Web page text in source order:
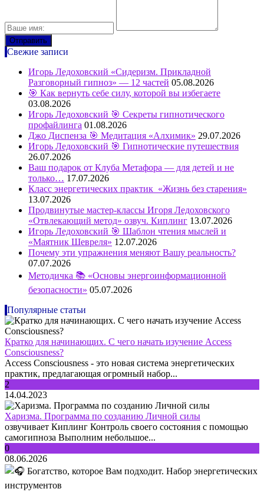
Свежие записи
Игорь Ледоховский «Сидеризм. Прикладной
Разговорный гипноз» — 12 частей 05.08.2026
🎯 Как вернуть себе силу, которой вы избегаете
03.08.2026
Игорь Ледоховский 🎯 Секреты гипнотического
профайлинга 01.08.2026
Джо Диспенза 🎯 Медитация «Алхимик» 29.07.2026
Игорь Ледоховский 🎯 Гипнотические путешествия
26.07.2026
Ваш подарок от Клуба Метафора — для детей и не
только… 17.07.2026
Класс энергетических практик «Жизнь без старения»
13.07.2026
Продвинутые мастер-классы Игоря Ледоховского
«Отвлекающий метод» озвуч. Киплинг 13.07.2026
Игорь Ледоховский 🎯 Шаблон чтения мыслей и
«Маятник Шевреля» 12.07.2026
Почему эти упражнения меняют Вашу реальность?
07.07.2026
Методичка 📚 «Основы энергоинформационной
безопасности» 05.07.2026
Популярные статьи
Кратко для начинающих. С чего начать изучение Access
Consciousness?
Access Consciousness - это новая система энергетических
практик, предлагающая огромный набор...
2
14.04.2023
Харизма. Программа по созданию Личной силы
озвучивает Киплинг Контроль своего состояния с помощью
самогипноза Выполним небольшое...
0
08.06.2026